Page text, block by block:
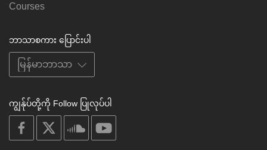
Courses
ဘာသာစကား ပြောင်းပါ
ကျွန်ုပ်တို့ကို Follow ပြုလုပ်ပါ
on
facebook
soundcloud